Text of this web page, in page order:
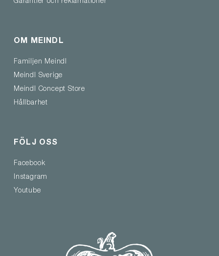
Garantier och reklamationer
OM MEINDL
Familjen Meindl
Meindl Sverige
Meindl Concept Store
Hållbarhet
FÖLJ OSS
Facebook
Instagram
Youtube